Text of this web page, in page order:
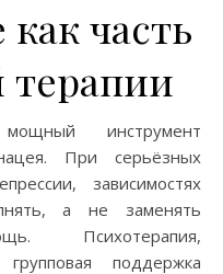
часть
терапии
инструмент
При серьёзных
зависимостях
а не заменять
Психотерапия,
поддержка